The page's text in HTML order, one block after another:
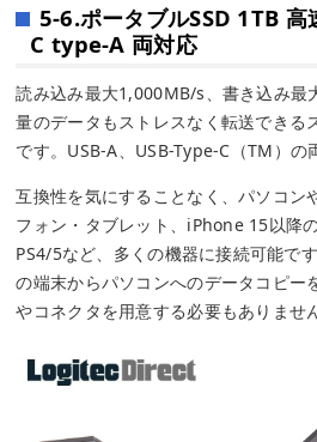
5-6.ポータブルSSD 1TB
C type-A 両対応
読み込み最大1,000MB/s、書き込み最
量のデータもストレスなく転送できる
です。USB-A、USB-Type-C（TM）の
互換性を気にすることなく、パソコン
フォン・タブレット、iPhone 15以降
PS4/5など、多くの機器に接続可能で
の端末からパソコンへのデータコピー
やコネクタを用意する必要もありません